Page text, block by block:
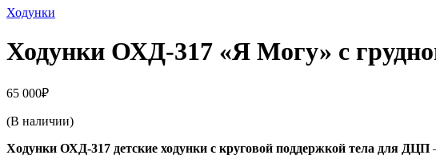
Ходунки
Ходунки ОХД-317 «Я Могу» с
65 000₽
(В наличии)
Ходунки ОХД-317 детские ходунки с круговой поддержкой тела для ДЦП